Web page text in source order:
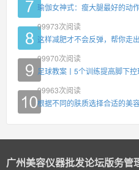
瑜伽女神式：瘦大腿最好的动
99973次阅读
这样减肥才不会反弹，帮你走
99970次阅读
足球教案丨5个训练提高脚下
99963次阅读
根据不同的肤质选择合适的美
广州美容仪器批发论坛版务管